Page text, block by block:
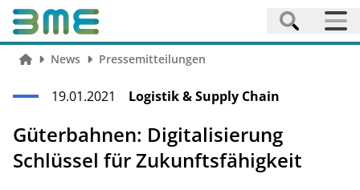
News Pressemitteilungen
19.01.2021 Logistik & Supply Chain
Güterbahnen: Digitalisierung
Schlüssel für Zukunftsfähigkeit